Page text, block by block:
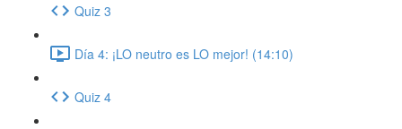
Quiz 3
Día 4: ¡LO neutro es LO mejor! (14:10)
Quiz 4